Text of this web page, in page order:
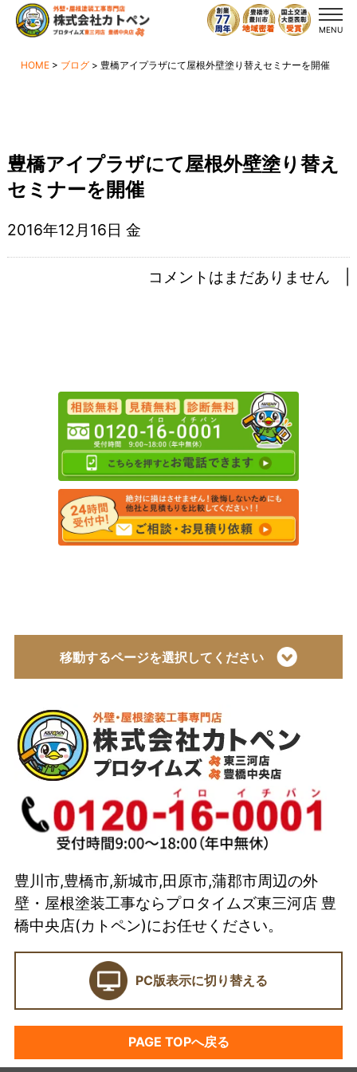
MENU
HOME > ブログ > 豊橋アイプラザにて屋根外壁塗り替えセミナーを開催
豊橋アイプラザにて屋根外壁塗り替え
セミナーを開催
2016年12月16日 金
コメントはまだありません |
移動するページを選択してください
会社概要
代表取締役 加藤宜久よりご挨拶
イベント
選ばれている理由とは？
カトペンの技術力
当店の強み
ショールーム
契約前に確認したい業者選びの7つのポイント
外壁塗装セミナー
豊川市,豊橋市,新城市,田原市,蒲郡市周辺の外
壁・屋根塗装工事ならプロタイムズ東三河店 豊
橋中央店(カトペン)にお任せください。
PC版表示に切り替える
PAGE TOPへ戻る